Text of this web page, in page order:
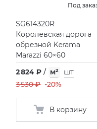
Под
SG614320R
Королевская дорога
обрезной Kerama
Marazzi 60×60
2 824 ₽ / м²
шт
3 530 ₽ -20%
В корзину